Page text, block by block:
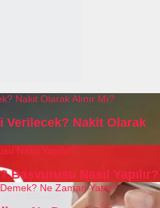
Nakit Olarak Alınır Mı?
Verilecek? Nakit Olarak
Nasıl Yapılır?
Başvurusu Nasıl Yapılır?
Ne Zaman Yatar?